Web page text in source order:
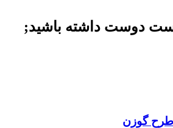
دوست داشته باشید;
طرح گوزن